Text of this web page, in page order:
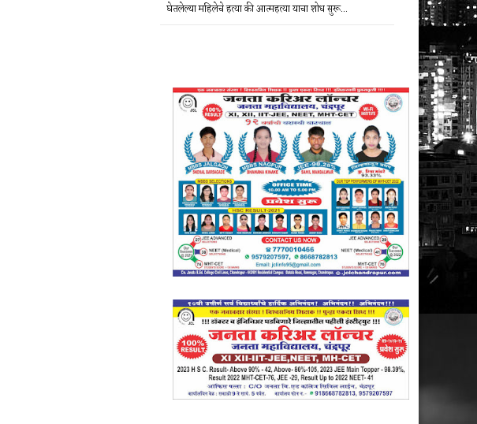
घेतलेल्या महिलेचे हत्या की आत्महत्या याचा शोध सुरू...